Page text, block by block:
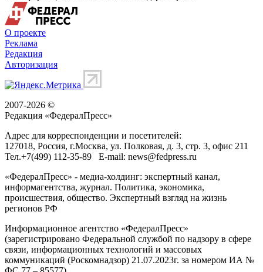
О проекте
Реклама
Редакция
Авторизация
2007-2026 ©
Редакция «ФедералПресс»
Адрес для корреспонденции и посетителей:
127018, Россия, г.Москва, ул. Полковая, д. 3, стр. 3, офис 211
Тел.+7(499) 112-35-89 E-mail: news@fedpress.ru
«ФедералПресс» - медиа-холдинг: экспертный канал,
информагентства, журнал. Политика, экономика,
происшествия, общество. Экспертный взгляд на жизнь
регионов РФ
Информационное агентство «ФедералПресс»
(зарегистрировано Федеральной службой по надзору в сфере
связи, информационных технологий и массовых
коммуникаций (Роскомнадзор) 21.07.2023г. за номером ИА №